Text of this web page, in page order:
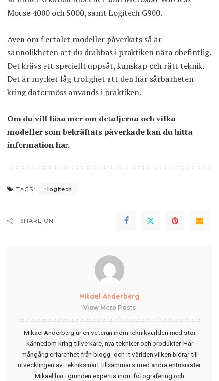
Mouse 4000 och 5000, samt Logitech G900.
Även om flertalet modeller påverkats så är
sannolikheten att du drabbas i praktiken nära obefintlig.
Det krävs ett speciellt uppsåt, kunskap och rätt teknik.
Det är mycket låg trolighet att den här sårbarheten
kring datormöss används i praktiken.
Om du vill läsa mer om detaljerna och vilka
modeller som bekräftats påverkade kan duhitta
information här.
TAGS: logitech
SHARE ON
Mikael Anderberg
View More Posts
Mikael Anderberg är en veteran inom teknikvärlden med stor
kännedom kring tillverkare, nya tekniker och produkter. Har
mångårig erfarenhet från blogg- och it-världen vilken bidrar till
utvecklingen av Tekniksmart tillsammans med andra entusiaster.
Mikael har i grunden expertis inom fotografering och